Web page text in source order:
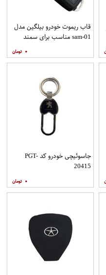
قاب ریموت خودرو بیلگین مدل
sam-01 مناسب برای سمند
۰
جاسوئیچی خودرو کد PGT-
20415
۰